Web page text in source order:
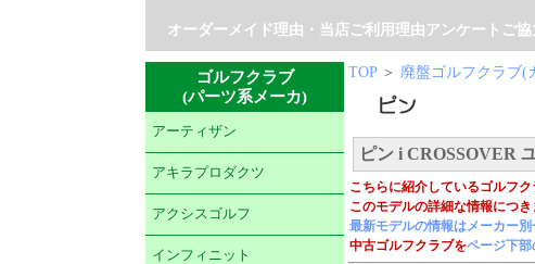
オーダーメイド理由・当店ご利用理由アンケートご
ゴルフクラブ
(パーツ系メーカ)
アーティザン
アキラプロダクツ
アクシスゴルフ
インフィニット
TOP ＞ 廃盤ゴルフクラブ(
ピン i CROSSOVER
こちらに紹介しているゴルフ
このモデルの詳細な情報につ
最新モデルの情報はメーカー別
中古ゴルフクラブをページ下部